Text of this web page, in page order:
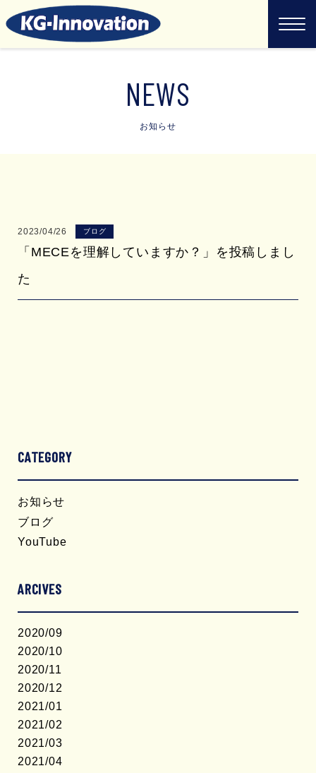
NEWS
お知らせ
2023/04/26 ブログ
「MECEを理解していますか？」を投稿しまし
た
CATEGORY
お知らせ
ブログ
YouTube
ARCIVES
2020/09
2020/10
2020/11
2020/12
2021/01
2021/02
2021/03
2021/04